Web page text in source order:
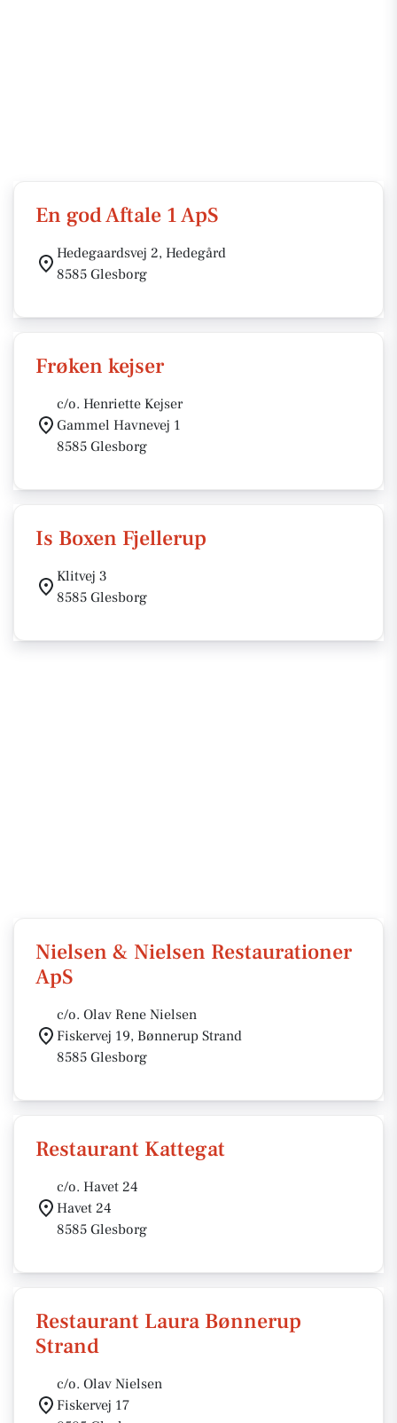
En god Aftale 1 ApS
Hedegaardsvej 2, Hedegård
8585 Glesborg
Frøken kejser
c/o. Henriette Kejser
Gammel Havnevej 1
8585 Glesborg
Is Boxen Fjellerup
Klitvej 3
8585 Glesborg
Nielsen & Nielsen Restaurationer
ApS
c/o. Olav Rene Nielsen
Fiskervej 19, Bønnerup Strand
8585 Glesborg
Restaurant Kattegat
c/o. Havet 24
Havet 24
8585 Glesborg
Restaurant Laura Bønnerup
Strand
c/o. Olav Nielsen
Fiskervej 17